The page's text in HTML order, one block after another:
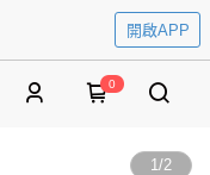
開啟APP
0
1/2